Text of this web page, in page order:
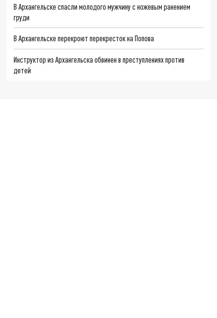
В Архангельске спасли молодого мужчину с ножевым ранением
груди
В Архангельске перекроют перекресток на Попова
Инструктор из Архангельска обвинен в преступлениях против
детей